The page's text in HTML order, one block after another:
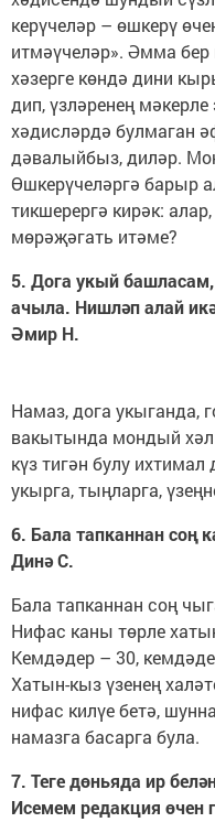
керүчеләр – өшкерү
итмәүчеләр». Әмма бер
хәзерге көндә дини
дип, үзләренең
хәдисләрдә булмаган
дәвалыйбыз, диләр.
Өшкерүчеләргә барыр
тикшерергә кирәк:
мөрәҗәгать итәме?
5. Дога укый
ачыла. Нишләп алай
Әмир Н.
Намаз, дога укыганда,
вакытында мондый хәл
күз тигән булу
укырга, тыңларга,
6. Бала тапканнан соң
Динә С.
Бала тапканнан соң
Нифас каны төрле
Кемдәдер – 30,
Хатын-кыз үзенең
нифас килүе бетә,
намазга басарга була.
7. Теге дөньяда ир
Исемем редакция өчен